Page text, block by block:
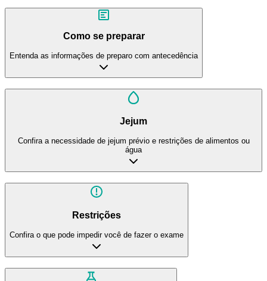
Como se preparar
Entenda as informações de preparo com antecedência
Jejum
Confira a necessidade de jejum prévio e restrições de alimentos ou
água
Restrições
Confira o que pode impedir você de fazer o exame